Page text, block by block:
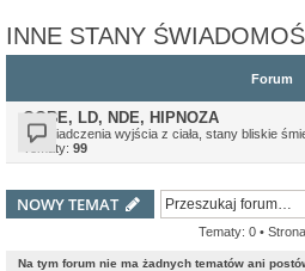
INNE STANY
Forum
OOBE, LD, NDE, HIPNOZA
Doświadczenia wyjścia z ciała, stany bliskie
Tematy: 99
NOWY TEMAT
Tematy: 0 • Strona
Na tym forum nie ma żadnych tematów ani